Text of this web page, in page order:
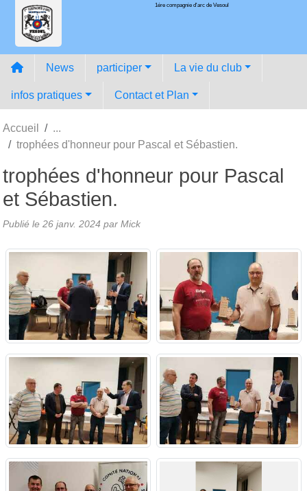
1ére compagnie d'arc de Vesoul
News participer La vie du club
infos pratiques Contact et Plan
Accueil
trophées d'honneur pour Pascal et Sébastien.
trophées d'honneur pour Pascal
et Sébastien.
Publié le 26 janv. 2024 par Mick
Panneau de gestion des cookies